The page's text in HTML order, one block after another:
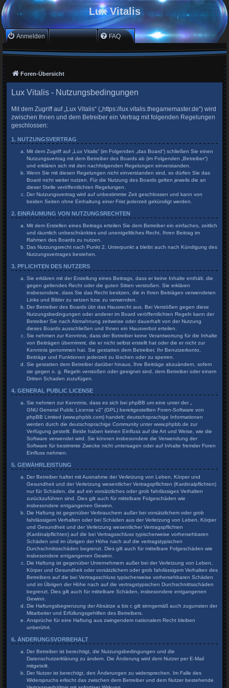
Lux Vitalis
Anmelden Registrieren FAQ
Foren-Übersicht
Lux Vitalis - Nutzungsbedingungen
Mit dem Zugriff auf „Lux Vitalis“ („https://lux.vitalis.thegamemaster.de“) wird
zwischen Ihnen und dem Betreiber ein Vertrag mit folgenden Regelungen
geschlossen:
1. NUTZUNGSVERTRAG
Mit dem Zugriff auf „Lux Vitalis“ (im Folgenden „das Board“) schließen Sie einen
Nutzungsvertrag mit dem Betreiber des Boards ab (im Folgenden „Betreiber“)
und erklären sich mit den nachfolgenden Regelungen einverstanden.
Wenn Sie mit diesen Regelungen nicht einverstanden sind, so dürfen Sie das
Board nicht weiter nutzen. Für die Nutzung des Boards gelten jeweils die an
dieser Stelle veröffentlichten Regelungen.
Der Nutzungsvertrag wird auf unbestimmte Zeit geschlossen und kann von
beiden Seiten ohne Einhaltung einer Frist jederzeit gekündigt werden.
2. EINRÄUMUNG VON NUTZUNGSRECHTEN
Mit dem Erstellen eines Beitrags erteilen Sie dem Betreiber ein einfaches, zeitlich
und räumlich unbeschränktes und unentgeltliches Recht, Ihren Beitrag im
Rahmen des Boards zu nutzen.
Das Nutzungsrecht nach Punkt 2, Unterpunkt a bleibt auch nach Kündigung des
Nutzungsvertrages bestehen.
3. PFLICHTEN DES NUTZERS
Sie erklären mit der Erstellung eines Beitrags, dass er keine Inhalte enthält, die
gegen geltendes Recht oder die guten Sitten verstoßen. Sie erklären
insbesondere, dass Sie das Recht besitzen, die in Ihren Beiträgen verwendeten
Links und Bilder zu setzen bzw. zu verwenden.
Der Betreiber des Boards übt das Hausrecht aus. Bei Verstößen gegen diese
Nutzungsbedingungen oder anderer im Board veröffentlichten Regeln kann der
Betreiber Sie nach Abmahnung zeitweise oder dauerhaft von der Nutzung
dieses Boards ausschließen und Ihnen ein Hausverbot erteilen.
Sie nehmen zur Kenntnis, dass der Betreiber keine Verantwortung für die Inhalte
von Beiträgen übernimmt, die er nicht selbst erstellt hat oder die er nicht zur
Kenntnis genommen hat. Sie gestatten dem Betreiber, Ihr Benutzerkonto,
Beiträge und Funktionen jederzeit zu löschen oder zu sperren.
Sie gestatten dem Betreiber darüber hinaus, Ihre Beiträge abzuändern, sofern
sie gegen o. g. Regeln verstoßen oder geeignet sind, dem Betreiber oder einem
Dritten Schaden zuzufügen.
4. GENERAL PUBLIC LICENSE
Sie nehmen zur Kenntnis, dass es sich bei phpBB um eine unter der „
GNU General Public License v2“ (GPL) bereitgestellten Foren-Software von
phpBB Limited (www.phpbb.com) handelt; deutschsprachige Informationen
werden durch die deutschsprachige Community unter www.phpbb.de zur
Verfügung gestellt. Beide haben keinen Einfluss auf die Art und Weise, wie die
Software verwendet wird. Sie können insbesondere die Verwendung der
Software für bestimmte Zwecke nicht untersagen oder auf Inhalte fremder Foren
Einfluss nehmen.
5. GEWÄHRLEISTUNG
Der Betreiber haftet mit Ausnahme der Verletzung von Leben, Körper und
Gesundheit und der Verletzung wesentlicher Vertragspflichten (Kardinalpflichten)
nur für Schäden, die auf ein vorsätzliches oder grob fahrlässiges Verhalten
zurückzuführen sind. Dies gilt auch für mittelbare Folgeschäden wie
insbesondere entgangenen Gewinn.
Die Haftung ist gegenüber Verbrauchern außer bei vorsätzlichem oder grob
fahrlässigem Verhalten oder bei Schäden aus der Verletzung von Leben, Körper
und Gesundheit und der Verletzung wesentlicher Vertragspflichten
(Kardinalpflichten) auf die bei Vertragsschluss typischerweise vorhersehbaren
Schäden und im übrigen der Höhe nach auf die vertragstypischen
Durchschnittsschäden begrenzt. Dies gilt auch für mittelbare Folgeschäden wie
insbesondere entgangenen Gewinn.
Die Haftung ist gegenüber Unternehmern außer bei der Verletzung von Leben,
Körper und Gesundheit oder vorsätzlichem oder grob fahrlässigem Verhalten des
Betreibers auf die bei Vertragsschluss typischerweise vorhersehbaren Schäden
und im Übrigen der Höhe nach auf die vertragstypischen Durchschnittsschäden
begrenzt. Dies gilt auch für mittelbare Schäden, insbesondere entgangenen
Gewinn.
Die Haftungsbegrenzung der Absätze a bis c gilt sinngemäß auch zugunsten der
Mitarbeiter und Erfüllungsgehilfen des Betreibers.
Ansprüche für eine Haftung aus zwingendem nationalem Recht bleiben
unberührt.
6. ÄNDERUNGSVORBEHALT
Der Betreiber ist berechtigt, die Nutzungsbedingungen und die
Datenschutzerklärung zu ändern. Die Änderung wird dem Nutzer per E-Mail
mitgeteilt.
Der Nutzer ist berechtigt, den Änderungen zu widersprechen. Im Falle des
Widerspruchs erlischt das zwischen dem Betreiber und dem Nutzer bestehende